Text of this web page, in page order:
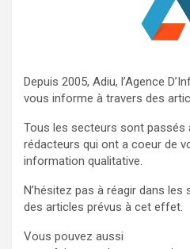
Depuis 2005, Adiu, l’Agence
vous informe à travers des
Tous les secteurs sont passés
rédacteurs qui ont a coeur de
information qualitative.
N’hésitez pas à réagir dans
des articles prévus à cet effet.
Vous pouvez aussi